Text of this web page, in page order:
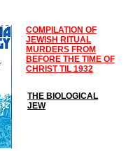
COMPILATION OF
JEWISH RITUAL
MURDERS FROM
BEFORE THE TIME OF
CHRIST TIL 1932
THE BIOLOGICAL
JEW